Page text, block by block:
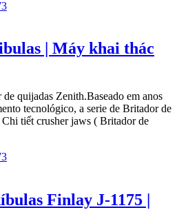
| Máy khai thác
quijadas Zenith.Baseado em anos
tecnológico, a serie de Britador de
tiết crusher jaws ( Britador de
Finlay J-1175 |